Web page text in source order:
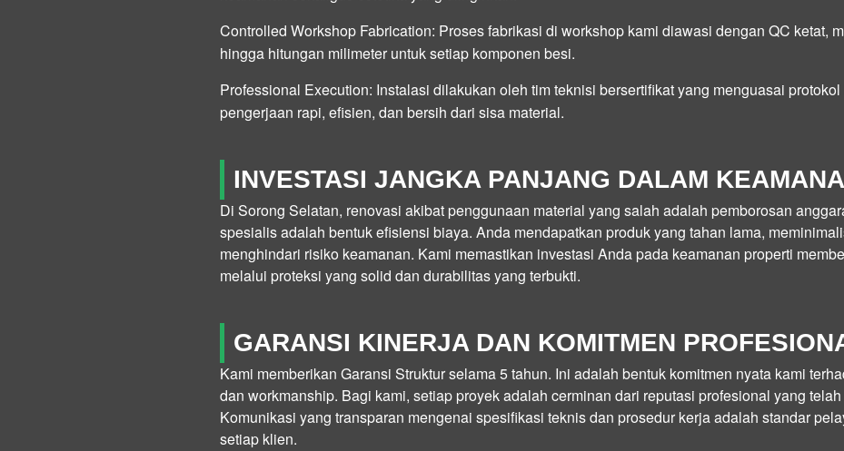
Controlled Workshop Fabrication: Proses fabrikasi di workshop kami diawasi dengan QC ketat,
hingga hitungan milimeter untuk setiap komponen besi.
Professional Execution: Instalasi dilakukan oleh tim teknisi bersertifikat yang menguasai
pengerjaan rapi, efisien, dan bersih dari sisa material.
INVESTASI JANGKA PANJANG DALAM
Di Sorong Selatan, renovasi akibat penggunaan material yang salah adalah pemborosan
spesialis adalah bentuk efisiensi biaya. Anda mendapatkan produk yang tahan lama,
menghindari risiko keamanan. Kami memastikan investasi Anda pada keamanan properti
melalui proteksi yang solid dan durabilitas yang terbukti.
GARANSI KINERJA DAN KOMITMEN
Kami memberikan Garansi Struktur selama 5 tahun. Ini adalah bentuk komitmen nyata kami
dan workmanship. Bagi kami, setiap proyek adalah cerminan dari reputasi profesional yang
Komunikasi yang transparan mengenai spesifikasi teknis dan prosedur kerja adalah standar
setiap klien.